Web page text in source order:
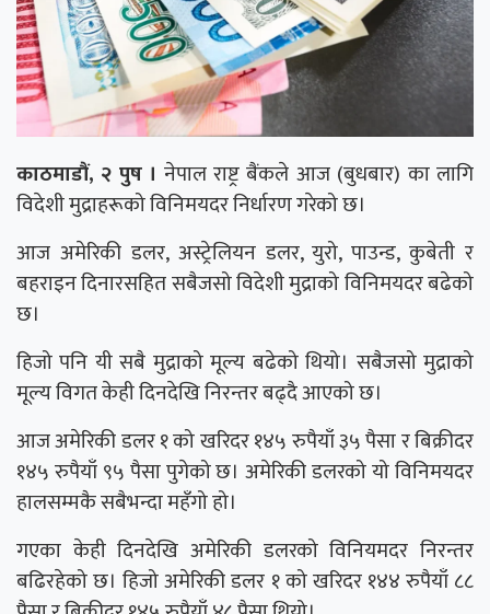
काठमाडौं, २ पुष । नेपाल राष्ट्र बैंकले आज (बुधबार) का लागि
विदेशी मुद्राहरूको विनिमयदर निर्धारण गरेको छ।
आज अमेरिकी डलर, अस्ट्रेलियन डलर, युरो, पाउन्ड, कुबेती र
बहराइन दिनारसहित सबैजसो विदेशी मुद्राको विनिमयदर बढेको
छ।
हिजो पनि यी सबै मुद्राको मूल्य बढेको थियो। सबैजसो मुद्राको
मूल्य विगत केही दिनदेखि निरन्तर बढ्दै आएको छ।
आज अमेरिकी डलर १ को खरिदर १४५ रुपैयाँ ३५ पैसा र बिक्रीदर
१४५ रुपैयाँ ९५ पैसा पुगेको छ। अमेरिकी डलरको यो विनिमयदर
हालसम्मकै सबैभन्दा महँगो हो।
गएका केही दिनदेखि अमेरिकी डलरको विनियमदर निरन्तर
बढिरहेको छ। हिजो अमेरिकी डलर १ को खरिदर १४४ रुपैयाँ ८८